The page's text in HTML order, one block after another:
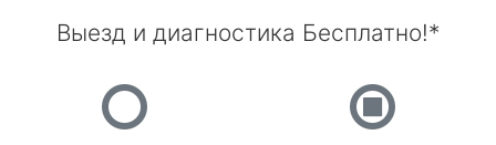
Выезд и диагностика Бесплатно!*